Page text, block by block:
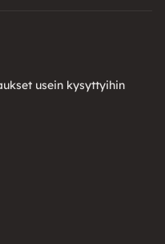
usein kysyttyihin